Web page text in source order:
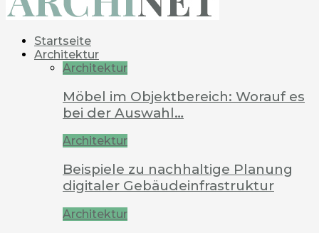
Startseite
Architektur
Architektur
Möbel im Objektbereich: Worauf es
bei der Auswahl…
Architektur
Beispiele zu nachhaltige Planung
digitaler Gebäudeinfrastruktur
Architektur